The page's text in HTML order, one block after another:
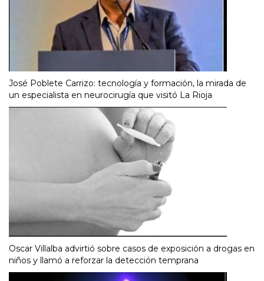
José Poblete Carrizo: tecnología y formación, la mirada de
un especialista en neurocirugía que visitó La Rioja
Oscar Villalba advirtió sobre casos de exposición a drogas en
niños y llamó a reforzar la detección temprana